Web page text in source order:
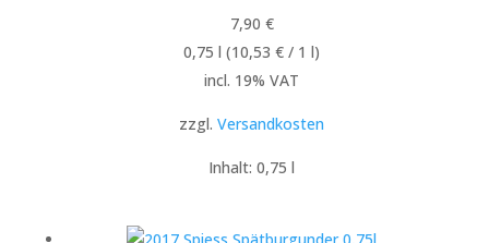
7,90 €
0,75 l (10,53€ / 1l)
incl. 19% VAT
zzgl.Versandkosten
Inhalt: 0,75l